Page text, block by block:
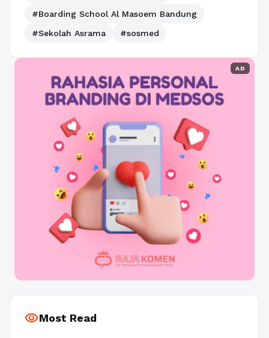
#Boarding School Al Masoem Bandung
#Sekolah Asrama
#sosmed
AD
visibilityMost Read